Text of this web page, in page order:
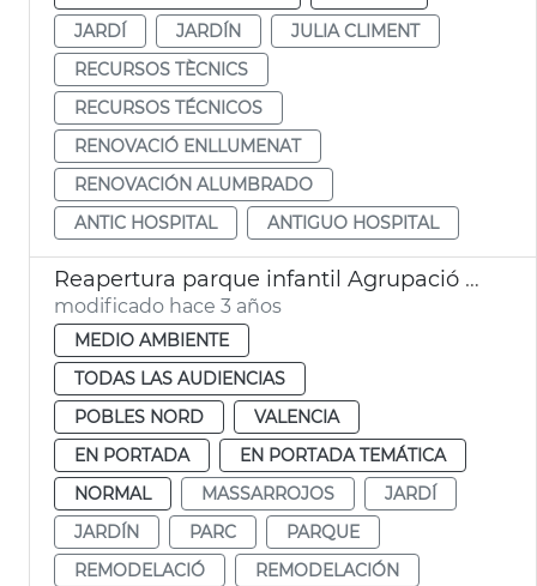
JARDÍ
JARDÍN
JULIA CLIMENT
RECURSOS TÈCNICS
RECURSOS TÉCNICOS
RENOVACIÓ ENLLUMENAT
RENOVACIÓN ALUMBRADO
ANTIC HOSPITAL
ANTIGUO HOSPITAL
Reapertura parque infantil Agrupació Musical de Massarrojos
modificado hace 3 años
MEDIO AMBIENTE
TODAS LAS AUDIENCIAS
POBLES NORD
VALENCIA
EN PORTADA
EN PORTADA TEMÁTICA
NORMAL
MASSARROJOS
JARDÍ
JARDÍN
PARC
PARQUE
REMODELACIÓ
REMODELACIÓN